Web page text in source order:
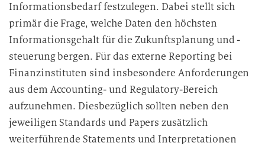
Informationsbedarf festzulegen. Dabei stellt sich
primär die Frage, welche Daten den höchsten
Informationsgehalt für die Zukunftsplanung und -
steuerung bergen. Für das externe Reporting bei
Finanzinstituten sind insbesondere Anforderungen
aus dem Accounting- und Regulatory-Bereich
aufzunehmen. Diesbezüglich sollten neben den
jeweiligen Standards und Papers zusätzlich
weiterführende Statements und Interpretationen